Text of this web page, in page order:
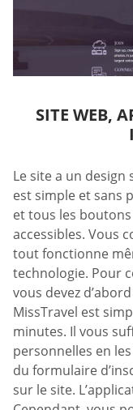
SITE WEB,
Le site a un
est simple et sans
et tous les
accessibles. Vous
tout fonctionne
technologie. Pour
vous devez
MissTravel est
minutes. Il vous
personnelles en
du formulaire
sur le site.